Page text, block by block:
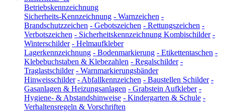
Betriebskennzeichnung
Sicherheits-Kennzeichnung - Warnzeichen -
Brandschutzzeichen - Gebotszeichen - Rettungszeichen -
Verbotszeichen - Sicherheitskennzeichnung Kombischilder -
Winterschilder - Helmaufkleber
Lagerkennzeichnung - Bodenmarkierung - Etikettentaschen -
Klebebuchstaben & Klebezahlen - Regalschilder -
Traglastschilder - Warnmarkierungsbänder
Hinweisschilder - Abfallkennzeichen - Baustellen Schilder -
Gasanlagen & Heizungsanlagen - Grabstein Aufkleber -
Hygiene- & Abstandshinweise - Kindergarten & Schule -
Verhaltensregeln & Vorschriften